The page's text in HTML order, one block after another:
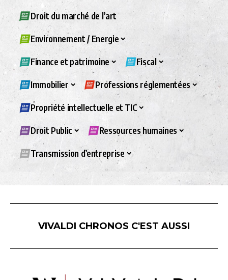
Droit du marché de l’art
Environnement / Energie
Finance et patrimoine Fiscal
Immobilier Professions réglementées
Propriété intellectuelle et TIC
Droit Public Ressources humaines
Transmission d’entreprise
VIVALDI CHRONOS C'EST AUSSI